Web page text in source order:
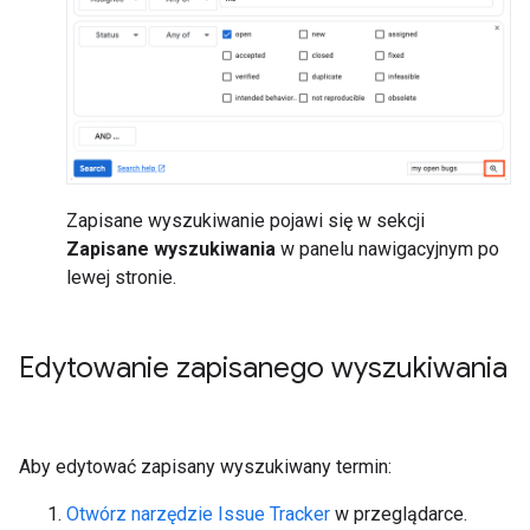
Zapisane wyszukiwanie pojawi się w sekcji
Zapisane wyszukiwania w panelu nawigacyjnym po
lewej stronie.
Edytowanie zapisanego wyszukiwania
Aby edytować zapisany wyszukiwany termin:
Otwórz narzędzie Issue Tracker w przeglądarce.